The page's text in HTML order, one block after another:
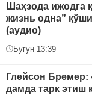
Шаҳзода ижодга
жизнь одна”
(аудио)
Бугун 13:39
Глейсон
дамда тарк этиш